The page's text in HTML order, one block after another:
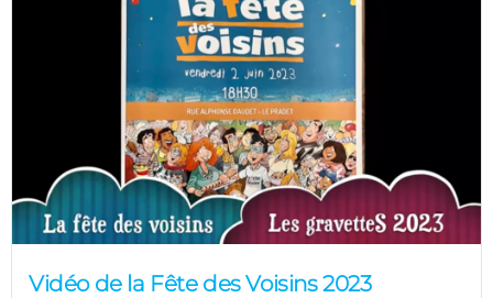
Vidéo de la Fête des Voisins 2023